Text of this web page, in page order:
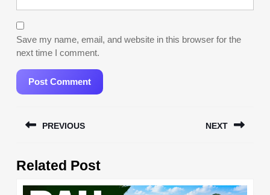
Save my name, email, and website in this browser for the
next time I comment.
navigation
PREVIOUS
post:
NEXT
Related Post